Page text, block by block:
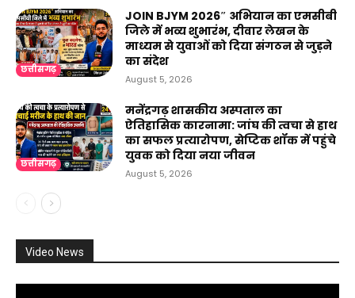
छत्तीसगढ़
JOIN BJYM 2026″ अभियान का एमसीबी
जिले में भव्य शुभारंभ, दीवार लेखन के
माध्यम से युवाओं को दिया संगठन से जुड़ने
का संदेश
August 5, 2026
छत्तीसगढ़
मनेंद्रगढ़ शासकीय अस्पताल का
ऐतिहासिक कारनामा: जांघ की त्वचा से हाथ
का सफल प्रत्यारोपण, सेप्टिक शॉक में पहुंचे
युवक को दिया नया जीवन
August 5, 2026
Video News